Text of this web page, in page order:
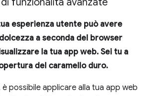
esperienza utente può avere
a seconda del browser
la tua app web. Sei tu a
del caramello duro.
possibile applicare alla tua app web